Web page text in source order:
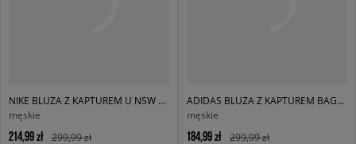
NIKE BLUZA Z KAPTUREM U NSW HDY CLUB BB FW
męskie
214,99 zł
299,99 zł
ADIDAS BLUZA Z KAPTUREM BAGGY HOODIE
męskie
184,99 zł
299,99 zł